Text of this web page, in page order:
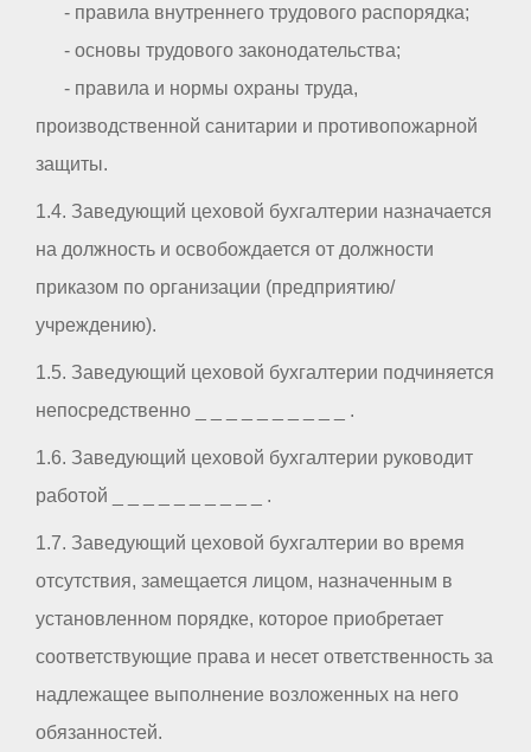
- правила внутреннего трудового распорядка;
- основы трудового законодательства;
- правила и нормы охраны труда,
производственной санитарии и противопожарной
защиты.
1.4. Заведующий цеховой бухгалтерии назначается
на должность и освобождается от должности
приказом по организации (предприятию/
учреждению).
1.5. Заведующий цеховой бухгалтерии подчиняется
непосредственно _ _ _ _ _ _ _ _ _ _ .
1.6. Заведующий цеховой бухгалтерии руководит
работой _ _ _ _ _ _ _ _ _ _ .
1.7. Заведующий цеховой бухгалтерии во время
отсутствия, замещается лицом, назначенным в
установленном порядке, которое приобретает
соответствующие права и несет ответственность за
надлежащее выполнение возложенных на него
обязанностей.